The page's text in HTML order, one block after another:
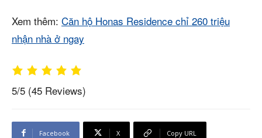
Xem thêm: Căn hộ Honas Residence chỉ 260 triệu
nhận nhà ở ngay
5/5 (45 Reviews)
Facebook X Copy URL